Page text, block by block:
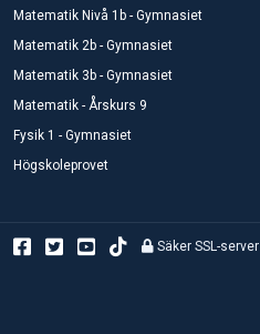
Matematik Nivå 1b - Gymnasiet
Matematik 2b - Gymnasiet
Matematik 3b - Gymnasiet
Matematik - Årskurs 9
Fysik 1 - Gymnasiet
Högskoleprovet
Säker SSL-server